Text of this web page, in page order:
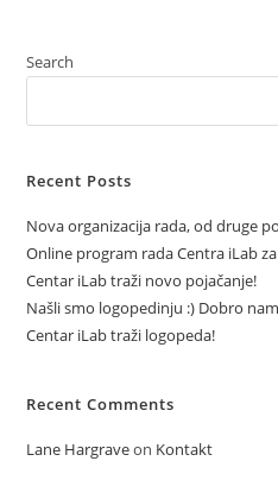
Search
Recent Posts
Nova organizacija rada, od druge
Online program rada Centra iLab
Centar iLab traži novo pojačanje!
Našli smo logopedinju :) Dobro
Centar iLab traži logopeda!
Recent Comments
Lane Hargraveon Kontakt